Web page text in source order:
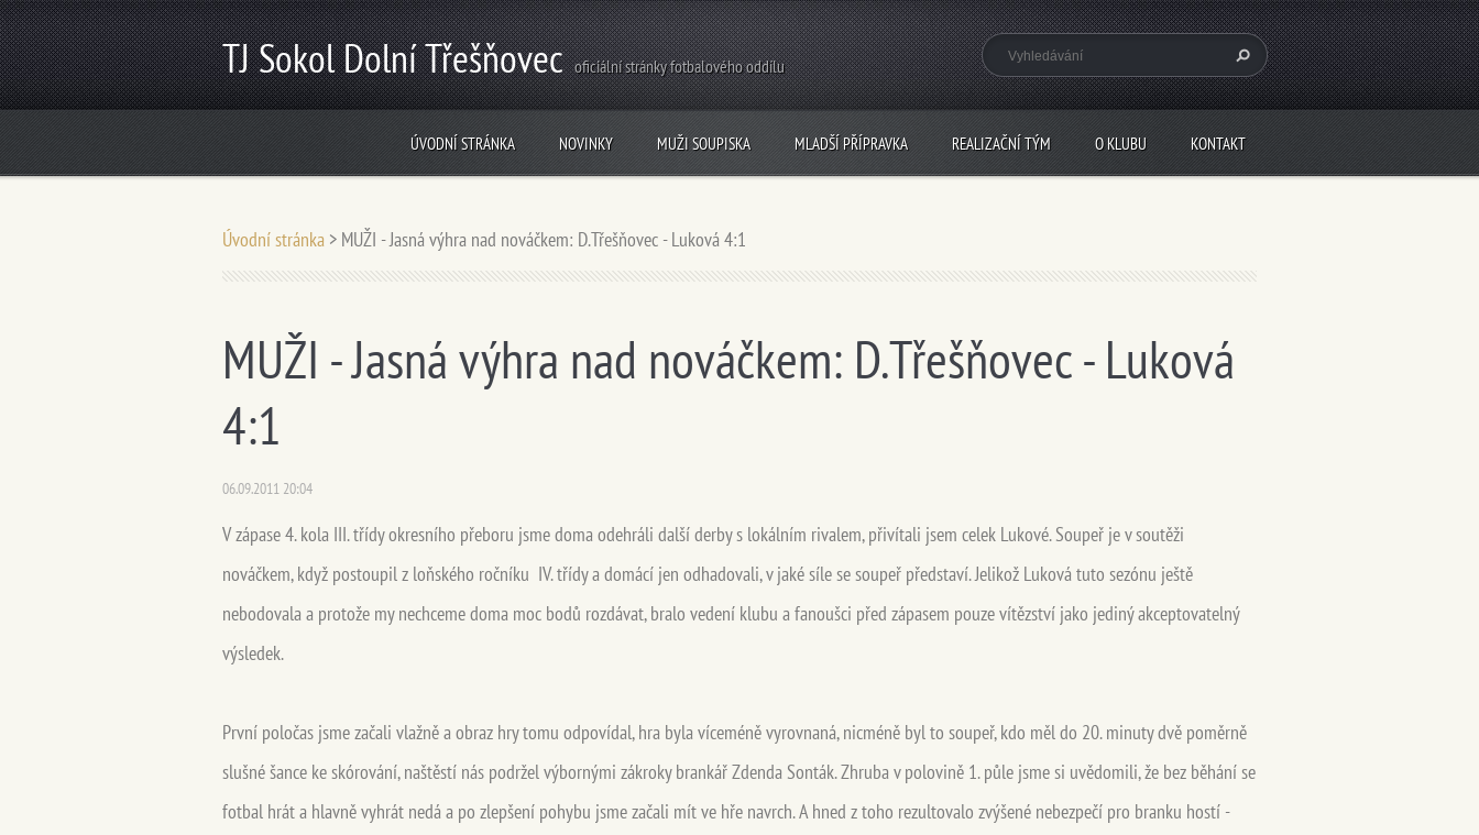
TJ Sokol Dolní Třešňovec oficiální stránky fotbalového oddílu
ÚVODNÍ STRÁNKA NOVINKY MUŽI SOUPISKA MLADŠÍ PŘÍPRAVKA REALIZAČNÍ TÝM O KLUBU KONTAKT
Úvodní stránka > MUŽI - Jasná výhra nad nováčkem: D.Třešňovec - Luková 4:1
MUŽI - Jasná výhra nad nováčkem: D.Třešňovec - Luková
4:1
06.09.2011 20:04
V zápase 4. kola III. třídy okresního přeboru jsme doma odehráli další derby s lokálním rivalem, přivítali jsem celek Lukové. Soupeř je v soutěži
nováčkem, když postoupil z loňského ročníku IV. třídy a domácí jen odhadovali, v jaké síle se soupeř představí. Jelikož Luková tuto sezónu ještě
nebodovala a protože my nechceme doma moc bodů rozdávat, bralo vedení klubu a fanoušci před zápasem pouze vítězství jako jediný akceptovatelný
výsledek.
První poločas jsme začali vlažně a obraz hry tomu odpovídal, hra byla víceméně vyrovnaná, nicméně byl to soupeř, kdo měl do 20. minuty dvě poměrně
slušné šance ke skórování, naštěstí nás podržel výbornými zákroky brankář Zdenda Sonták. Zhruba v polovině 1. půle jsme si uvědomili, že bez běhání se
fotbal hrát a hlavně vyhrát nedá a po zlepšení pohybu jsme začali mít ve hře navrch. A hned z toho rezultovalo zvýšené nebezpečí pro branku hostí -